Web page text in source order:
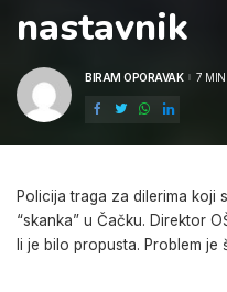
nastavnik
POSTED
BIRAM OPORAVAK 7 MIN
Policija traga za dilerima koji
“skanka” u Čačku. Direktor
li je bilo propusta. Problem